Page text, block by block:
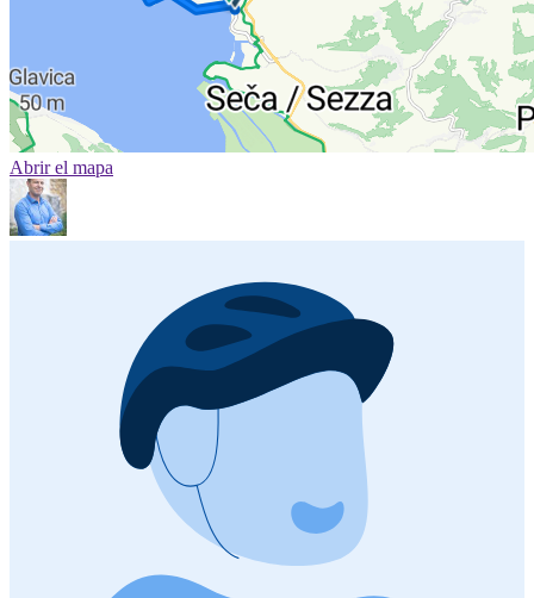
Abrir el mapa